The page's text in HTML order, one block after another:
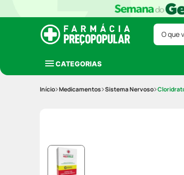
O que
CATEGORIAS
Medicamentos Sistema Nervoso